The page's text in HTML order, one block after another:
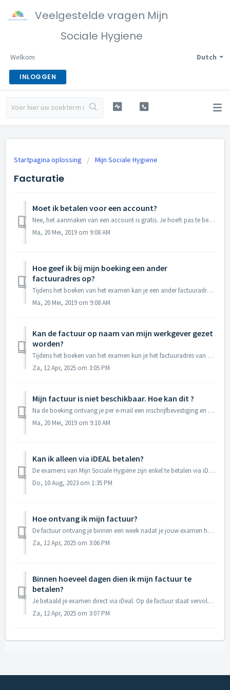
Veelgestelde vragen Mijn
Sociale Hygiene
Dutch
Welkom
INLOGGEN
Startpagina oplossing Mijn Sociale Hygiene
Facturatie
Moet ik betalen voor een account?
Nee, het aanmaken van een account is gratis. Je hoeft pas te betalen wanneer je via het account een examen boekt.
Ma, 20 Mei, 2019 om 9:08 AM
Hoe geef ik bij mijn boeking een ander
factuuradres op?
Tijdens het boeken van het examen kan je een ander factuuradres opgeven. Dit doe je op de pagina waar je kiest voor de betaalwijze. Onder ‘Tenaamstelling f...
Ma, 20 Mei, 2019 om 9:08 AM
Kan de factuur op naam van mijn werkgever gezet
worden?
Tijdens het boeken van het examen kun je het factuuradres van de werkgever opgeven. Dit doe je op de pagina waar je kiest voor de betaalwijze. Onder ‘Tenaa...
Za, 12 Apr, 2025 om 3:05 PM
Mijn factuur is niet beschikbaar. Hoe kan dit ?
Na de boeking ontvang je per e-mail een inschrijfbevestiging en een factuur in een separate e-mail. Het kan 1 à 2 dagen duren voordat de factuur in het acco...
Ma, 20 Mei, 2019 om 9:10 AM
Kan ik alleen via iDEAL betalen?
De examens van Mijn Sociale Hygiëne zijn enkel te betalen via iDEAL.
Do, 10 Aug, 2023 om 1:35 PM
Hoe ontvang ik mijn factuur?
De factuur ontvang je binnen een week nadat je jouw examen hebt geboekt. Je ontvangt de factuur altijd per e-mail, ook wanneer je de tenaamstelling hebt ver...
Za, 12 Apr, 2025 om 3:06 PM
Binnen hoeveel dagen dien ik mijn factuur te
betalen?
Je betaald je examen direct via iDeal. Op de factuur staat vervolgens vermeld dat je reeds betaald hebt via iDeal.
Za, 12 Apr, 2025 om 3:07 PM